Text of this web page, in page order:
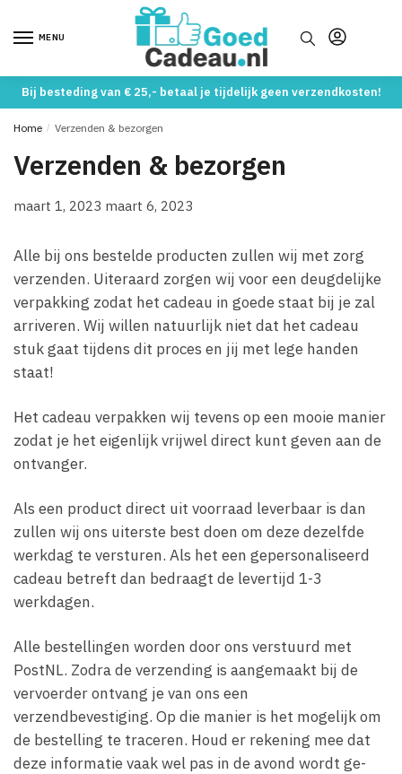
MENU
Bij besteding van € 25,- betaal je tijdelijk geen verzendkosten!
Home / Verzenden & bezorgen
Verzenden & bezorgen
maart 1, 2023 maart 6, 2023
Alle bij ons bestelde producten zullen wij met zorg
verzenden. Uiteraard zorgen wij voor een deugdelijke
verpakking zodat het cadeau in goede staat bij je zal
arriveren. Wij willen natuurlijk niet dat het cadeau
stuk gaat tijdens dit proces en jij met lege handen
staat!
Het cadeau verpakken wij tevens op een mooie manier
zodat je het eigenlijk vrijwel direct kunt geven aan de
ontvanger.
Als een product direct uit voorraad leverbaar is dan
zullen wij ons uiterste best doen om deze dezelfde
werkdag te versturen. Als het een gepersonaliseerd
cadeau betreft dan bedraagt de levertijd 1-3
werkdagen.
Alle bestellingen worden door ons verstuurd met
PostNL. Zodra de verzending is aangemaakt bij de
vervoerder ontvang je van ons een
verzendbevestiging. Op die manier is het mogelijk om
de bestelling te traceren. Houd er rekening mee dat
deze informatie vaak wel pas in de avond wordt ge-